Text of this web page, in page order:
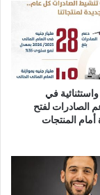
في
لفتح
المنتجات